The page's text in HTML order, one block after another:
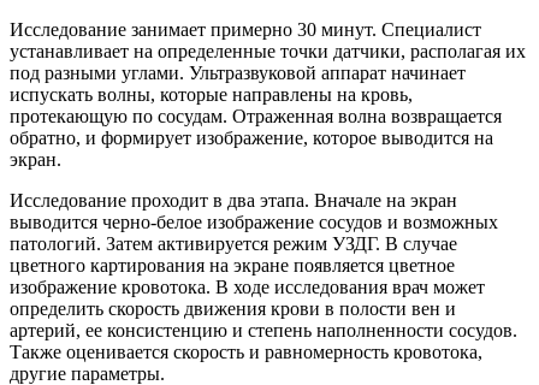
Исследование занимает примерно 30 минут. Специалист
устанавливает на определенные точки датчики, располагая их
под разными углами. Ультразвуковой аппарат начинает
испускать волны, которые направлены на кровь,
протекающую по сосудам. Отраженная волна возвращается
обратно, и формирует изображение, которое выводится на
экран.
Исследование проходит в два этапа. Вначале на экран
выводится черно-белое изображение сосудов и возможных
патологий. Затем активируется режим УЗДГ. В случае
цветного картирования на экране появляется цветное
изображение кровотока. В ходе исследования врач может
определить скорость движения крови в полости вен и
артерий, ее консистенцию и степень наполненности сосудов.
Также оценивается скорость и равномерность кровотока,
другие параметры.